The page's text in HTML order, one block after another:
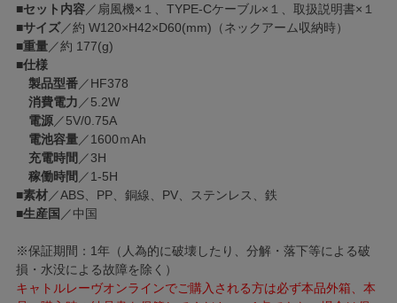
■セット内容／扇風機×１、TYPE-Cケーブル×１、取扱説明書×１
■サイズ／約 W120×H42×D60(mm)（ネックアーム収納時）
■重量／約 177(g)
■仕様
製品型番／HF378
消費電力 ／5.2W
電源／5V/0.75A
電池容量／1600ｍAh
充電時間 ／3H
稼働時間 ／1-5H
■素材／ABS、PP、銅線、PV、ステンレス、鉄
■生産国 ／中国
※保証期間：1年（人為的に破壊したり、分解・落下等による破
損・水没による故障を除く）
キャトルレーヴオンラインでご購入される方は必ず本品外箱、本